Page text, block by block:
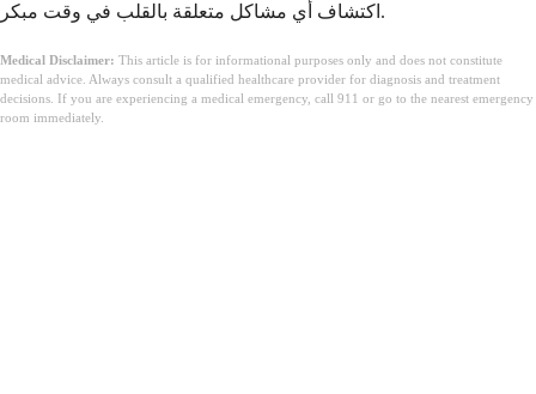
اكتشاف أي مشاكل متعلقة بالقلب في وقت مبكر.
Medical Disclaimer: This article is for informational purposes only and does not constitute
medical advice. Always consult a qualified healthcare provider for diagnosis and treatment
decisions. If you are experiencing a medical emergency, call 911 or go to the nearest emergency
room immediately.